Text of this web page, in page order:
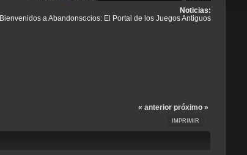
Noticias:
Bienvenidos a Abandonsocios: El Portal de los Juegos Antiguos
« anterior próximo »
IMPRIMIR